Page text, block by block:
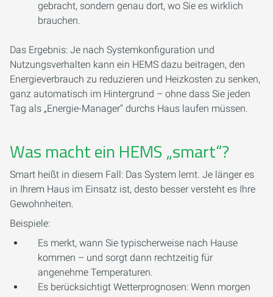
gebracht, sondern genau dort, wo Sie es wirklich
brauchen.
Das Ergebnis: Je nach Systemkonfiguration und
Nutzungsverhalten kann ein HEMS dazu beitragen, den
Energieverbrauch zu reduzieren und Heizkosten zu senken,
ganz automatisch im Hintergrund – ohne dass Sie jeden
Tag als „Energie-Manager“ durchs Haus laufen müssen.
Was macht ein HEMS „smart“?
Smart heißt in diesem Fall: Das System lernt. Je länger es
in Ihrem Haus im Einsatz ist, desto besser versteht es Ihre
Gewohnheiten.
Beispiele:
Es merkt, wann Sie typischerweise nach Hause
kommen – und sorgt dann rechtzeitig für
angenehme Temperaturen.
Es berücksichtigt Wetterprognosen: Wenn morgen